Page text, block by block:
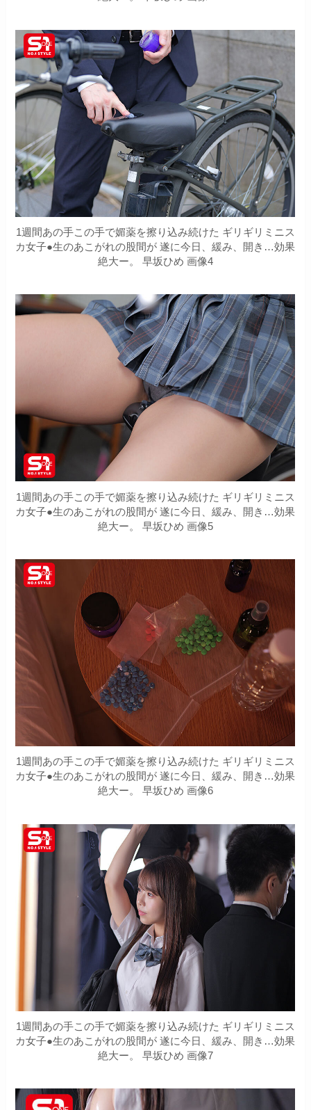
1週間あの手この手で媚薬を擦り込み続けた ギリギリミニス
カ女子●生のあこがれの股間が 遂に今日、緩み、開き…効果
絶大ー。 早坂ひめ 画像4
1週間あの手この手で媚薬を擦り込み続けた ギリギリミニス
カ女子●生のあこがれの股間が 遂に今日、緩み、開き…効果
絶大ー。 早坂ひめ 画像5
1週間あの手この手で媚薬を擦り込み続けた ギリギリミニス
カ女子●生のあこがれの股間が 遂に今日、緩み、開き…効果
絶大ー。 早坂ひめ 画像6
1週間あの手この手で媚薬を擦り込み続けた ギリギリミニス
カ女子●生のあこがれの股間が 遂に今日、緩み、開き…効果
絶大ー。 早坂ひめ 画像7